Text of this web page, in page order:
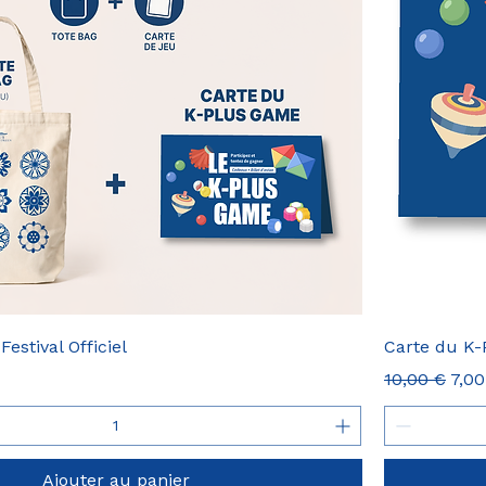
Officiel
Ajouter au panier
Carte du K-
Prix original
10,00 € Prix